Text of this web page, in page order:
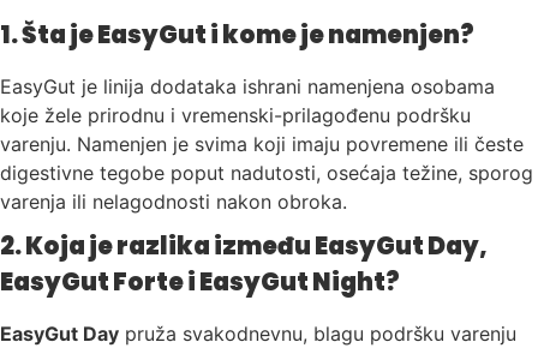
1. Šta je EasyGut i kome je namenjen?
EasyGut je linija dodataka ishrani namenjena osobama
koje žele prirodnu i vremenski-prilagođenu podršku
varenju. Namenjen je svima koji imaju povremene ili česte
digestivne tegobe poput nadutosti, osećaja težine, sporog
varenja ili nelagodnosti nakon obroka.
2. Koja je razlika između EasyGut Day,
EasyGut Forte i EasyGut Night?
EasyGut Day pruža svakodnevnu, blagu podršku varenju